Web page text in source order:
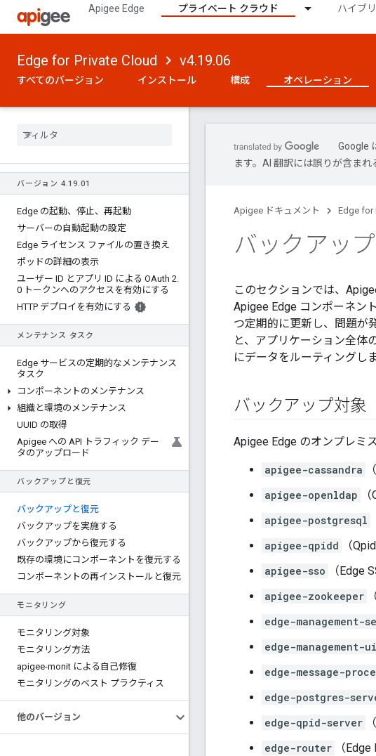
Apigee Edge プライベート クラウド ハイブ
Edge for Private Cloud v4.19.06
すべてのバージョン インストール 構成 オペレーション
バージョン 4.19.01
Edge の起動、停止、再起動
サーバーの自動起動の設定
Edge ライセンス ファイルの置き換え
ポッドの詳細の表示
ユーザー ID とアプリ ID による OAuth 2.
0 トークンへのアクセスを有効にする
HTTP デプロイを有効にする
メンテナンス タスク
Edge サービスの定期的なメンテナンス
タスク
コンポーネントのメンテナンス
組織と環境のメンテナンス
UUID の取得
Apigee への API トラフィック デー
タのアップロード
バックアップと復元
バックアップと復元
バックアップを実施する
バックアップから復元する
既存の環境にコンポーネントを復元する
コンポーネントの再インストールと復元
モニタリング
モニタリング対象
モニタリング方法
apigee-monit による自己修復
モニタリングのベスト プラクティス
他のバージョン
Google
ます。AI 翻訳には誤りが含まれ
Apigee ドキュメント Edge for
バックアッ
このセクションでは、
Apigee Edge コンポーネン
つ定期的に更新し、問題が
と、アプリケーション全体
にデータをルーティングしま
バックアップ対象
Apigee Edge のオンプレミ
apigee-cassandra
apigee-openldap
apigee-postgresql
apigee-qpidd
（
apigee-sso
（Edge
apigee-zookeeper
edge-management-
edge-management-ui
edge-message-
edge-postgres-
edge-qpid-server
edge-router
（Edge